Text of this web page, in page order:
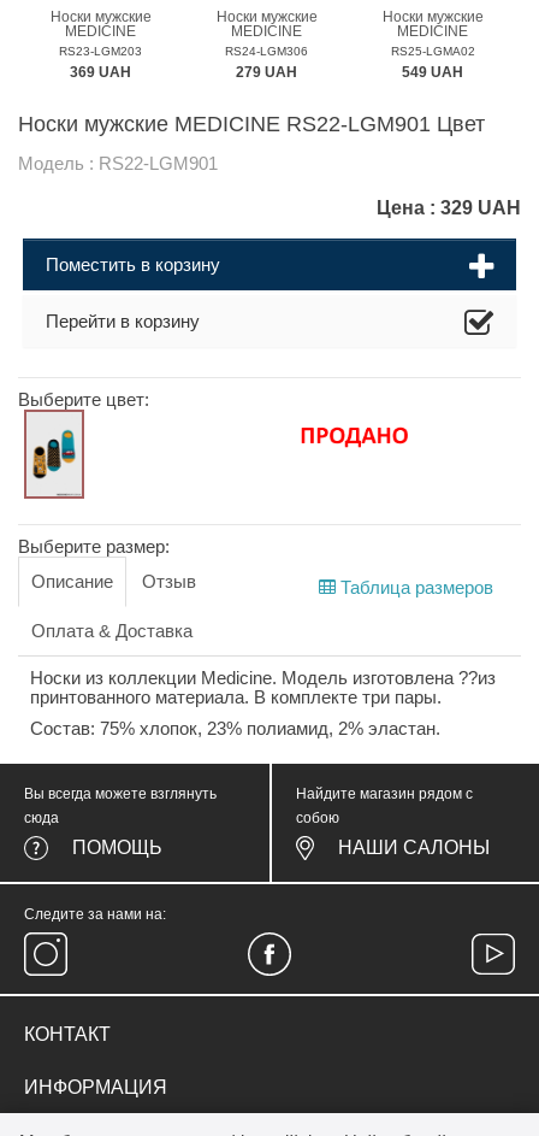
Носки мужские
MEDICINE
RS23-LGM203
369 UAH
Носки мужские
MEDICINE
RS24-LGM306
279 UAH
Носки мужские
MEDICINE
RS25-LGMA02
549 UAH
Носки мужские MEDICINE RS22-LGM901 Цвет
Модель : RS22-LGM901
Цена : 329 UAH
Поместить в корзину
Перейти в корзину
Выберите цвет:
Выберите размер:
Таблица размеров
Описание Отзыв
Оплата & Доставка
Носки из коллекции Medicine. Модель изготовлена ??из
принтованного материала. В комплекте три пары.
Состав: 75% хлопок, 23% полиамид, 2% эластан.
Вы всегда можете взглянуть
сюда
ПОМОЩЬ
Найдите магазин рядом с
собою
НАШИ САЛОНЫ
Следите за нами на:
КОНТАКТ
medicinewear@gmail.com
ИНФОРМАЦИЯ